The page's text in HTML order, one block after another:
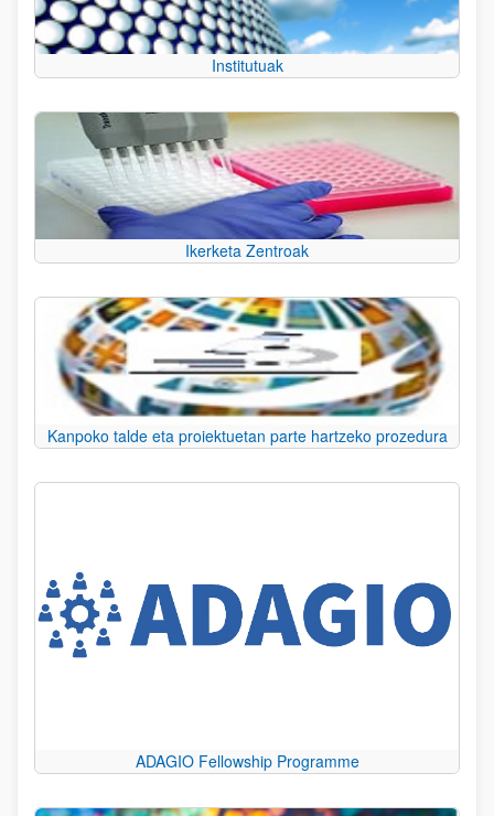
Institutuak
Ikerketa Zentroak
Kanpoko talde eta proiektuetan parte hartzeko prozedura
ADAGIO Fellowship Programme